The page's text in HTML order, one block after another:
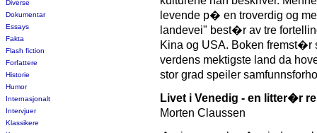
Diverse
Dokumentar
Essays
Fakta
Flash fiction
Forfattere
Historie
Humor
Internasjonalt
Intervjuer
Klassikere
levende p� en troverdig og
landevei" best�r av tre
Kina og USA. Boken fremst�r
verdens mektigste land da
stor grad speiler
Livet i Venedig - en litter�r
Morten Claussen